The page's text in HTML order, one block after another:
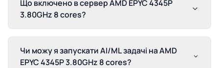
Що включено в сервер AMD EPYC 4345P
3.80GHz 8 cores?
Чи можу я запускати AI/ML задачі на AMD
EPYC 4345P 3.80GHz 8 cores?